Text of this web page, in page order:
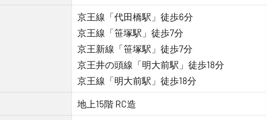
京王線「代田橋駅」徒歩6分
京王線「笹塚駅」徒歩7分
京王新線「笹塚駅」徒歩7分
京王井の頭線「明大前駅」徒歩18分
京王線「明大前駅」徒歩18分
地上15階 RC造